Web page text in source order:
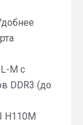
M с
DDR3 (до
H110M